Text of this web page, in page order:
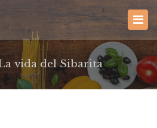
vida del Sibarita